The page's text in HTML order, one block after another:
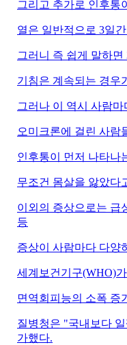
그리고 추가로 인후통
열은 일반적으로 3일
그러니 즉 쉽게 말하
기침은 계속되는 경우
그러나 이 역시 사람
오미크론에 걸린 사람
인후통이 먼저 나타나
무조건 몸살을 앓았다
이외의 증상으로는 급
등
증상이 사람마다 다양
세계보건기구(WHO)
면역회피능의 소폭 증
질병청은 "국내보다
가했다.